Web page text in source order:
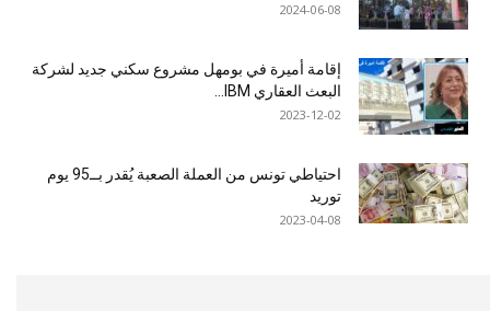
2024-06-08
إقامة أميرة في بومهل مشروع سكني جديد لشركة
البعث العقاري IBM...
2023-12-02
احتياطي تونس من العملة الصعبة يُقدر بــ95 يوم
توريد
2023-04-08